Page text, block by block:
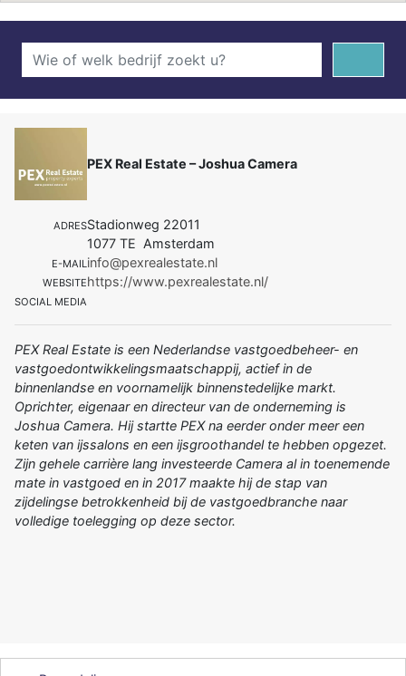
PEX Real Estate – Joshua Camera
ADRESStadionweg 22011
1077 TE Amsterdam
E-MAILinfo@pexrealestate.nl
WEBSITEhttps://www.pexrealestate.nl/
SOCIAL MEDIA
PEX Real Estate is een Nederlandse vastgoedbeheer- en
vastgoedontwikkelingsmaatschappij, actief in de
binnenlandse en voornamelijk binnenstedelijke markt.
Oprichter, eigenaar en directeur van de onderneming is
Joshua Camera. Hij startte PEX na eerder onder meer een
keten van ijssalons en een ijsgroothandel te hebben opgezet.
Zijn gehele carrière lang investeerde Camera al in toenemende
mate in vastgoed en in 2017 maakte hij de stap van
zijdelingse betrokkenheid bij de vastgoedbranche naar
volledige toelegging op deze sector.